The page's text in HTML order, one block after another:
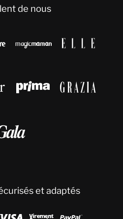
de nous
 
 
et adaptés